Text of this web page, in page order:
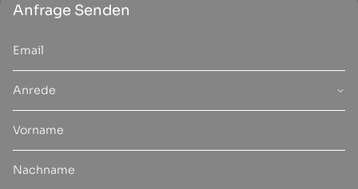
Anfrage Senden
Anrede